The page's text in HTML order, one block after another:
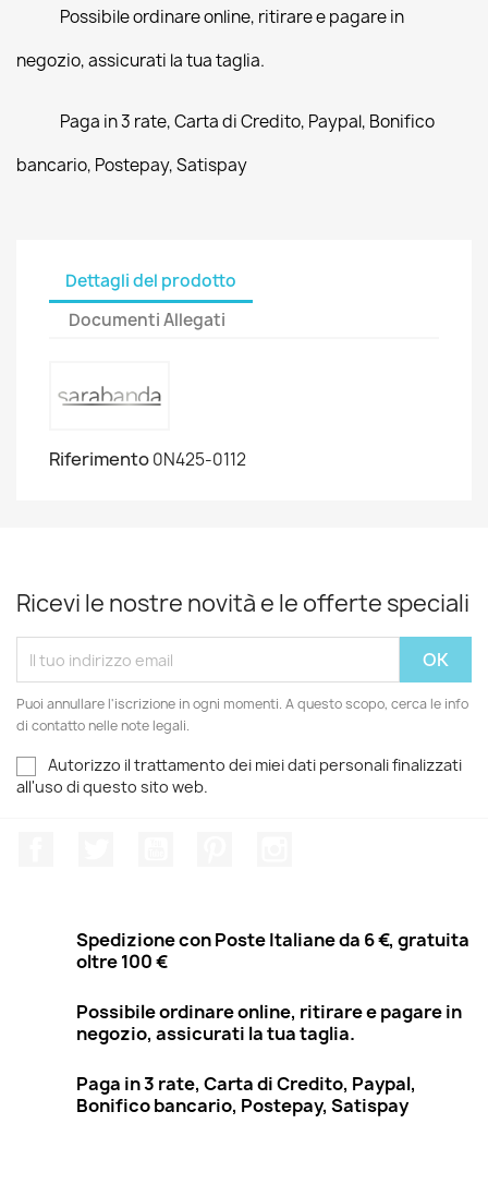
Possibile ordinare online, ritirare e pagare in
negozio, assicurati la tua taglia.
Paga in 3 rate, Carta di Credito, Paypal, Bonifico
bancario, Postepay, Satispay
Dettagli del prodotto
Documenti Allegati
Riferimento0N425-0112
Ricevi le nostre novità e le offerte speciali
Puoi annullare l'iscrizione in ogni momenti. A questo scopo, cerca le info
di contatto nelle note legali.
Autorizzo il trattamento dei miei dati personali finalizzati
all'uso di questo sito web.
Spedizione con Poste Italiane da 6 €, gratuita
oltre 100 €
Possibile ordinare online, ritirare e pagare in
negozio, assicurati la tua taglia.
Paga in 3 rate, Carta di Credito, Paypal,
Bonifico bancario, Postepay, Satispay